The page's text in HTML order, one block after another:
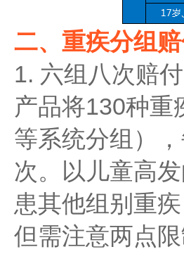
二、重疾分组
1. 六组八次赔
产品将130种重
等系统分组）
次。以儿童高
患其他组别重
但需注意两点限